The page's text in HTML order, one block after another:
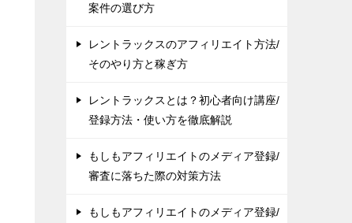
案件の選び方
レントラックスのアフィリエイト方法/
そのやり方と稼ぎ方
レントラックスとは？初心者向け講座/
登録方法・使い方を徹底解説
もしもアフィリエイトのメディア登録/
審査に落ちた際の対策方法
もしもアフィリエイトのメディア登録/